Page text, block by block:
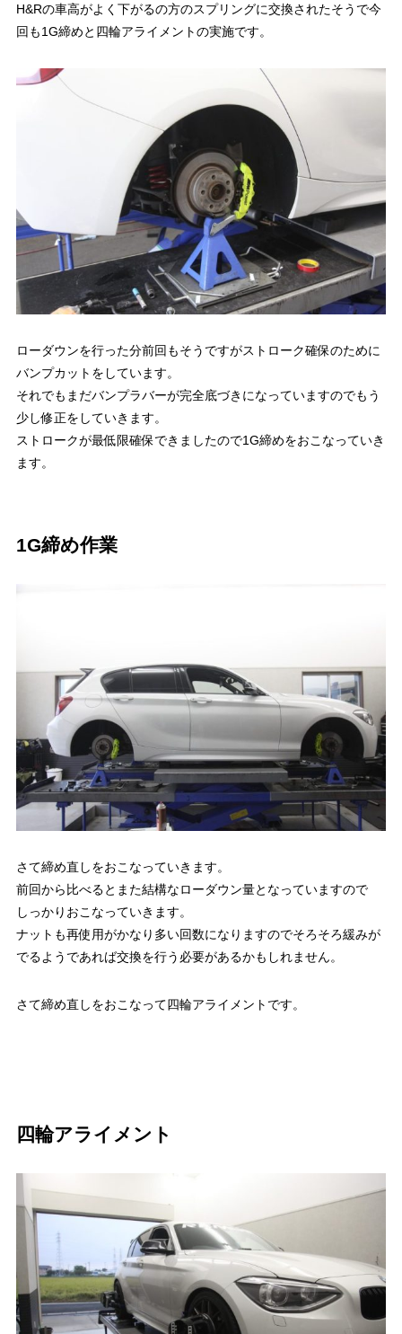
H&Rの車高がよく下がるの方のスプリングに交換されたそうで今
回も1G締めと四輪アライメントの実施です。
ローダウンを行った分前回もそうですがストローク確保のために
バンプカットをしています。
それでもまだバンプラバーが完全底づきになっていますのでもう
少し修正をしていきます。
ストロークが最低限確保できましたので1G締めをおこなっていき
ます。
1G締め作業
さて締め直しをおこなっていきます。
前回から比べるとまた結構なローダウン量となっていますので
しっかりおこなっていきます。
ナットも再使用がかなり多い回数になりますのでそろそろ緩みが
でるようであれば交換を行う必要があるかもしれません。
さて締め直しをおこなって四輪アライメントです。
四輪アライメント